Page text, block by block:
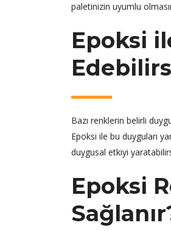
paletinizin uyumlu
Epoksi
Bazı renklerin belirli
Epoksi ile bu duyguları
duygusal etkiyi
Epoksi